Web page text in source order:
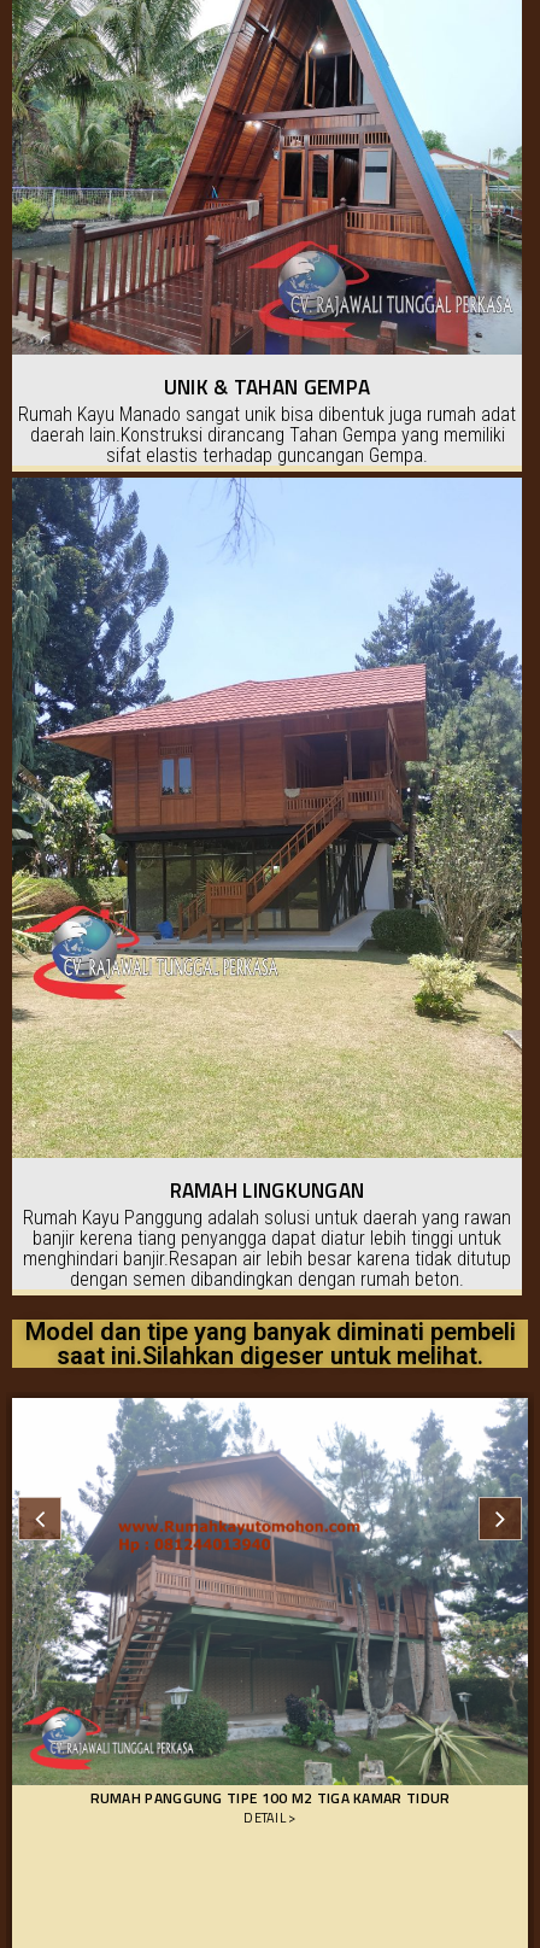
UNIK & TAHAN GEMPA
Rumah Kayu Manado sangat unik bisa dibentuk juga rumah adat
daerah lain.Konstruksi dirancang Tahan Gempa yang memiliki
sifat elastis terhadap guncangan Gempa.
RAMAH LINGKUNGAN
Rumah Kayu Panggung adalah solusi untuk daerah yang rawan
banjir kerena tiang penyangga dapat diatur lebih tinggi untuk
menghindari banjir.Resapan air lebih besar karena tidak ditutup
dengan semen dibandingkan dengan rumah beton.
Model dan tipe yang banyak diminati pembeli
saat ini.Silahkan digeser untuk melihat.
RUMAH PANGGUNG TIPE 100 M2 TIGA KAMAR TIDUR
DETAIL >